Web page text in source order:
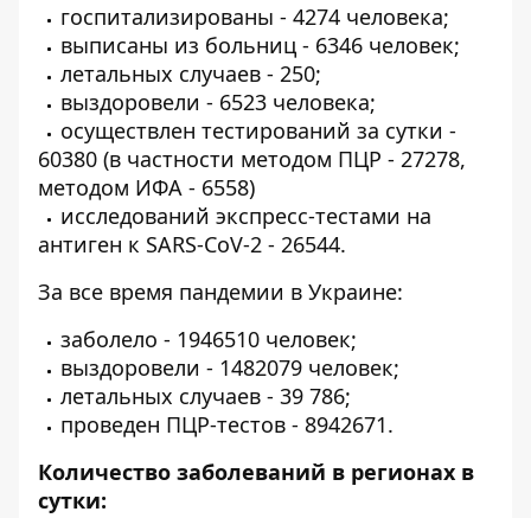
госпитализированы - 4274 человека;
выписаны из больниц - 6346 человек;
летальных случаев - 250;
выздоровели - 6523 человека;
осуществлен тестирований за сутки -
60380 (в частности методом ПЦР - 27278,
методом ИФА - 6558)
исследований экспресс-тестами на
антиген к SARS-CoV-2 - 26544.
За все время пандемии в Украине:
заболело - 1946510 человек;
выздоровели - 1482079 человек;
летальных случаев - 39 786;
проведен ПЦР-тестов - 8942671.
Количество заболеваний в регионах в
сутки: